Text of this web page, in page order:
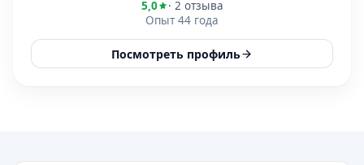
5,0
· 2 отзыва
Опыт 44 года
Посмотреть профиль